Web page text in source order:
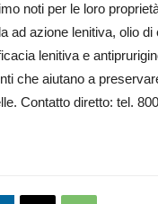
noti per le loro
ad azione lenitiva, olio di
lenitiva e
che aiutano a
Contatto diretto: tel.